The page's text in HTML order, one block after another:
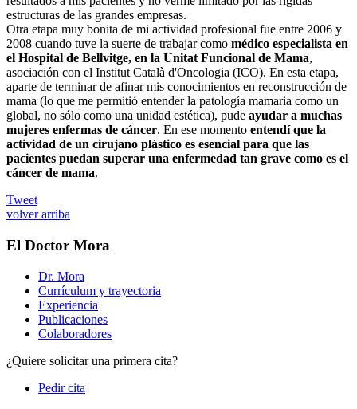
estructuras de las grandes empresas.
Otra etapa muy bonita de mi actividad profesional fue entre 2006 y
2008 cuando tuve la suerte de trabajar como médico especialista en
el Hospital de Bellvitge, en la Unitat Funcional de Mama,
asociación con el Institut Català d'Oncologia (ICO). En esta etapa,
aparte de terminar de afinar mis conocimientos en reconstrucción de
mama (lo que me permitió entender la patología mamaria como un
global, no sólo como una unidad estética), pude ayudar a muchas
mujeres enfermas de cáncer. En ese momento entendí que la
actividad de un cirujano plástico es esencial para que las
pacientes puedan superar una enfermedad tan grave como es el
cáncer de mama.
Tweet
volver arriba
El Doctor Mora
Dr. Mora
Currículum y trayectoria
Experiencia
Publicaciones
Colaboradores
¿Quiere solicitar una primera cita?
Pedir cita